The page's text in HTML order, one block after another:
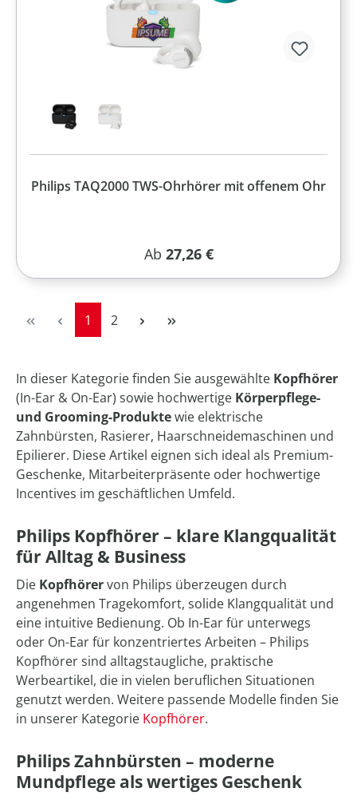
Philips TAQ2000 TWS-Ohrhörer mit offenem Ohr
Regulärer Preis:
Ab 27,26 €
Seite
1 Seite
2
In dieser Kategorie finden Sie ausgewählte Kopfhörer
(In-Ear & On-Ear) sowie hochwertige Körperpflege-
und Grooming-Produktewie elektrische
Zahnbürsten, Rasierer, Haarschneidemaschinen und
Epilierer. Diese Artikel eignen sich ideal als Premium-
Geschenke, Mitarbeiterpräsente oder hochwertige
Incentives im geschäftlichen Umfeld.
Philips Kopfhörer – klare Klangqualität
für Alltag & Business
Die Kopfhörervon Philips überzeugen durch
angenehmen Tragekomfort, solide Klangqualität und
eine intuitive Bedienung. Ob In-Ear für unterwegs
oder On-Ear für konzentriertes Arbeiten – Philips
Kopfhörer sind alltagstaugliche, praktische
Werbeartikel, die in vielen beruflichen Situationen
genutzt werden. Weitere passende Modelle finden Sie
in unserer Kategorie Kopfhörer.
Philips Zahnbürsten – moderne
Mundpflege als wertiges Geschenk